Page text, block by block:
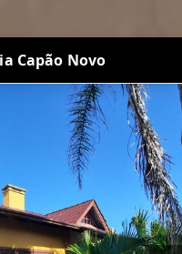
Capão Novo